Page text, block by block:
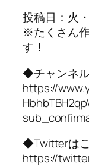
投稿日：火
※たくさん
す！
◆チャンネ
https://
◆Twitterは
https://